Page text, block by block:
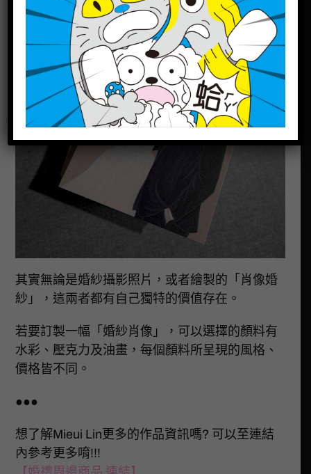
其實無論是婚紗攝影照片，或者繪製的「肖像婚
紗」，這兩者都有自己獨特的價值存在。
若要訂製一幅「婚紗肖像」，可以選擇的顏料有
水彩、壓克力及油畫，每個顏料所呈現的風格、
價格皆不同。
●●●
想了解Mieui Lin更多的作品資訊嗎? 可以至連結
內參考更多唷!!!